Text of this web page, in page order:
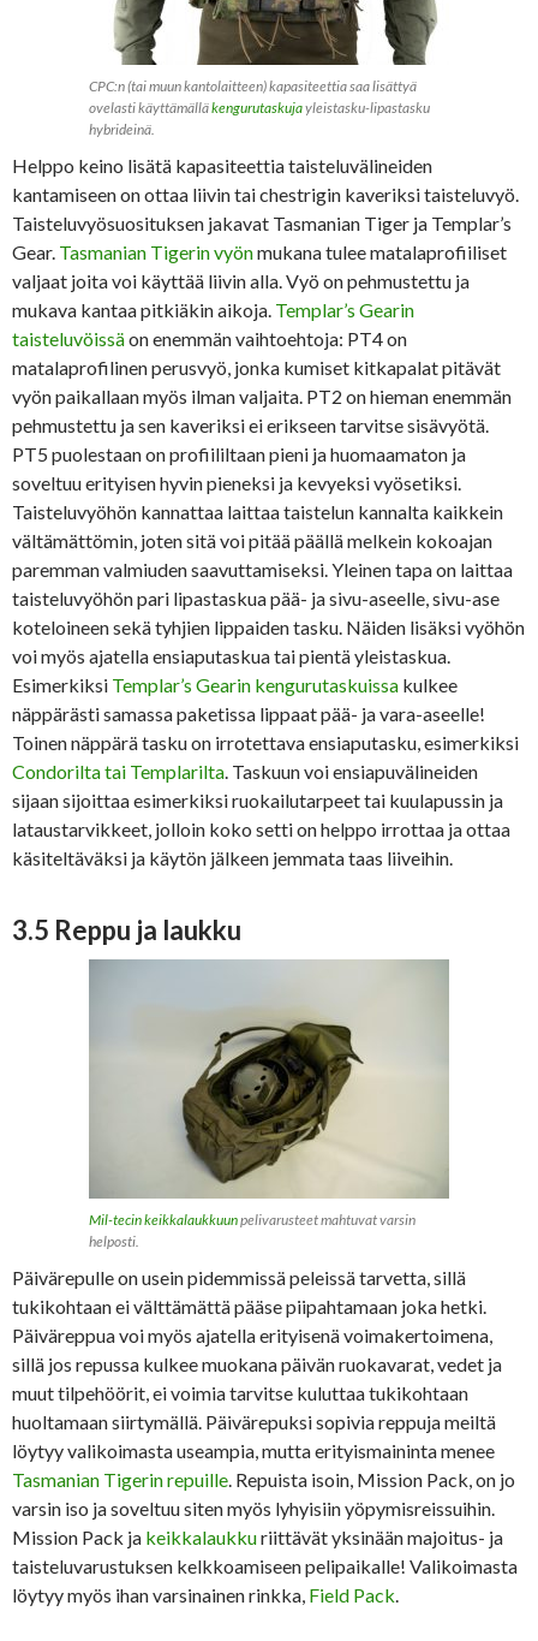
CPC:n (tai muun kantolaitteen) kapasiteettia saa lisättyä
ovelasti käyttämälläkengurutaskujayleistasku-lipastasku
hybrideinä.
Helppo keino lisätä kapasiteettia taisteluvälineiden
kantamiseen on ottaa liivin tai chestrigin kaveriksi taisteluvyö.
Taisteluvyösuosituksen jakavat Tasmanian Tiger ja Templar’s
Gear. Tasmanian Tigerin vyönmukana tulee matalaprofiiliset
valjaat joita voi käyttää liivin alla. Vyö on pehmustettu ja
mukava kantaa pitkiäkin aikoja. Templar’s Gearin
taisteluvöissäon enemmän vaihtoehtoja: PT4 on
matalaprofilinen perusvyö, jonka kumiset kitkapalat pitävät
vyön paikallaan myös ilman valjaita. PT2 on hieman enemmän
pehmustettu ja sen kaveriksi ei erikseen tarvitse sisävyötä.
PT5 puolestaan on profiililtaan pieni ja huomaamaton ja
soveltuu erityisen hyvin pieneksi ja kevyeksi vyösetiksi.
Taisteluvyöhön kannattaa laittaa taistelun kannalta kaikkein
vältämättömin, joten sitä voi pitää päällä melkein kokoajan
paremman valmiuden saavuttamiseksi. Yleinen tapa on laittaa
taisteluvyöhön pari lipastaskua pää- ja sivu-aseelle, sivu-ase
koteloineen sekä tyhjien lippaiden tasku. Näiden lisäksi vyöhön
voi myös ajatella ensiaputaskua tai pientä yleistaskua.
Esimerkiksi Templar’s Gearin kengurutaskuissa kulkee
näppärästi samassa paketissa lippaat pää- ja vara-aseelle!
Toinen näppärä tasku on irrotettava ensiaputasku, esimerkiksi
Condorilta tai Templarilta. Taskuun voi ensiapuvälineiden
sijaan sijoittaa esimerkiksi ruokailutarpeet tai kuulapussin ja
lataustarvikkeet, jolloin koko setti on helppo irrottaa ja ottaa
käsiteltäväksi ja käytön jälkeen jemmata taas liiveihin.
3.5 Reppu ja laukku
Mil-tecin keikkalaukkuunpelivarusteet mahtuvat varsin
helposti.
Päivärepulle on usein pidemmissä peleissä tarvetta, sillä
tukikohtaan ei välttämättä pääse piipahtamaan joka hetki.
Päiväreppua voi myös ajatella erityisenä voimakertoimena,
sillä jos repussa kulkee muokana päivän ruokavarat, vedet ja
muut tilpehöörit, ei voimia tarvitse kuluttaa tukikohtaan
huoltamaan siirtymällä. Päivärepuksi sopivia reppuja meiltä
löytyy valikoimasta useampia, mutta erityismaininta menee
Tasmanian Tigerin repuille. Repuista isoin, Mission Pack, on jo
varsin iso ja soveltuu siten myös lyhyisiin yöpymisreissuihin.
Mission Pack ja keikkalaukkuriittävät yksinään majoitus- ja
taisteluvarustuksen kelkkoamiseen pelipaikalle! Valikoimasta
löytyy myös ihan varsinainen rinkka, Field Pack.